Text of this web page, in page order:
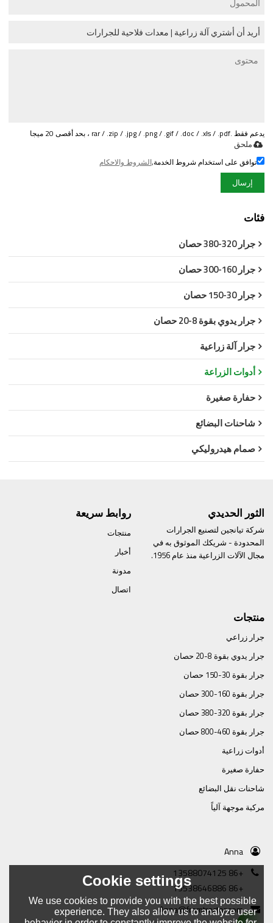
يدعم فقط .rar / .zip / .jpg / .png / .gif / .doc / .xls / .pdf ، بحد أقصى 20 ميجا
ملحق
توافق على استخدام شروط الخدمة,الشروط والاحكام
إرسال
فئات
جرار 320-380 حصان
جرار 160-300 حصان
جرار 30-150 حصان
جرار يدوي بقوة 8-20 حصان
جرار آلة زراعية
أدوات الزراعة
حفارة صغيرة
شاحنات البضائع
صمام هيدروليكي
الثور الحديدي
شركة تيانجين لتصنيع الجرارات
المحدودة - شريكك الموثوق به في
مجال الآلات الزراعية منذ عام 1956.
روابط سريعة
منتجات
أخبار
مدونة
اتصال
منتجات
جرار زراعي
جرار يدوي بقوة 8-20 حصان
جرار بقوة 30-150 حصان
جرار بقوة 160-300 حصان
جرار بقوة 320-380 حصان
جرار بقوة 460-800 حصان
أدوات زراعية
حفارة صغيرة
شاحنات نقل البضائع
مركبة موجهة آلياً
Anna
+86 13588074125
+86 19538646886
Anna@framtractor.com
Cookie settings
We use cookies to provide you with the best possible
experience. They also allow us to analyze user